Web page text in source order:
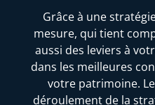
Grâce à une
mesure, qui tient
aussi des leviers à
dans les meilleures
votre patrimoine.
déroulement de la